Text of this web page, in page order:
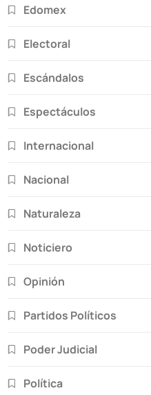
Edomex
Electoral
Escándalos
Espectáculos
Internacional
Nacional
Naturaleza
Noticiero
Opinión
Partidos Políticos
Poder Judicial
Política